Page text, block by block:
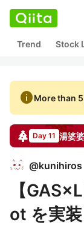
Trend Stock
infoMore than
Day 11 湯婆婆
@kunihiros
【
ot を実装